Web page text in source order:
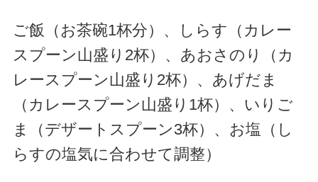
ご飯（お茶碗1杯分）、しらす（カレー
スプーン山盛り2杯）、あおさのり（カ
レースプーン山盛り2杯）、あげだま
（カレースプーン山盛り1杯）、いりご
ま（デザートスプーン3杯）、お塩（し
らすの塩気に合わせて調整）